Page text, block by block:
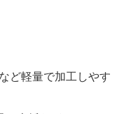
ど軽量で加工しやす